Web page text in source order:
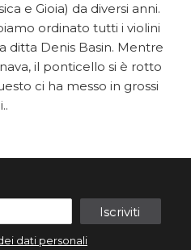
e Gioia) da diversi anni.
ordinato tutti i violini
ditta Denis Basin. Mentre
il ponticello si è rotto
ci ha messo in grossi
Iscriviti
dati personali